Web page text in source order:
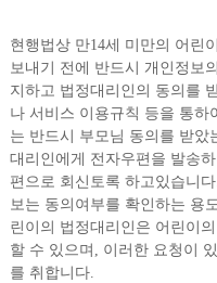
현행법상 만14세 미만의 어린
보내기 전에 반드시 개인정보
지하고 법정대리인의 동의를
나 서비스 이용규칙 등을 통하
는 반드시 부모님 동의를 받았
대리인에게 전자우편을 발송
편으로 회신토록 하고있습니
보는 동의여부를 확인하는 용
린이의 법정대리인은 어린이
할 수 있으며, 이러한 요청이
를 취합니다.